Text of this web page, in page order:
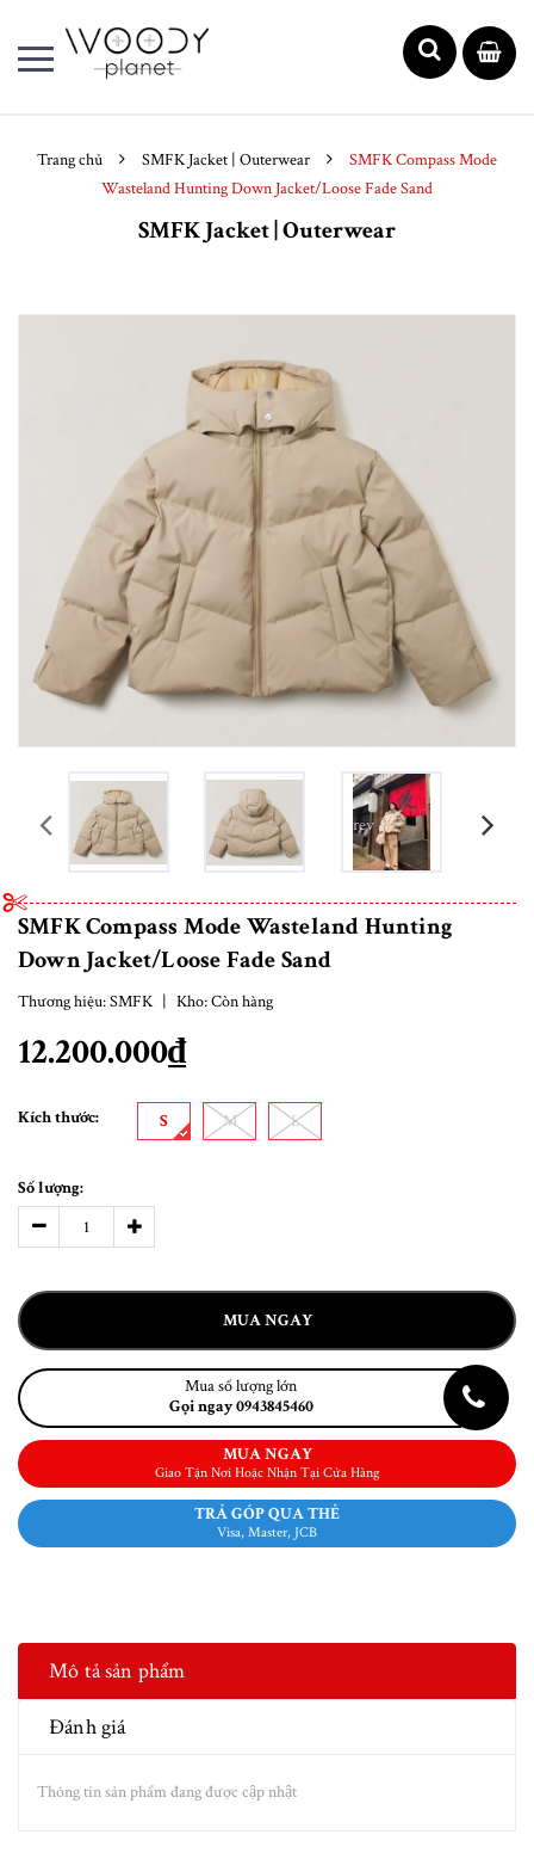
Trang chủ SMFK Jacket | Outerwear
SMFK Compass Mode
Wasteland Hunting Down Jacket/Loose Fade Sand
SMFK Jacket | Outerwear
prev
SMFK Compass Mode Wasteland Hunting
Down Jacket/Loose Fade Sand
Thương hiệu:SMFK | Kho:Còn hàng
12.200.000₫
Kích thước: S M L
Số lượng:
MUA NGAY
Mua số lượng lớn
Gọi ngay 0943845460
MUA NGAY
Giao Tận Nơi Hoặc Nhận Tại Cửa Hàng
TRẢ GÓP QUA THẺ
Visa, Master, JCB
Mô tả sản phẩm
Đánh giá
Thông tin sản phẩm đang được cập nhật